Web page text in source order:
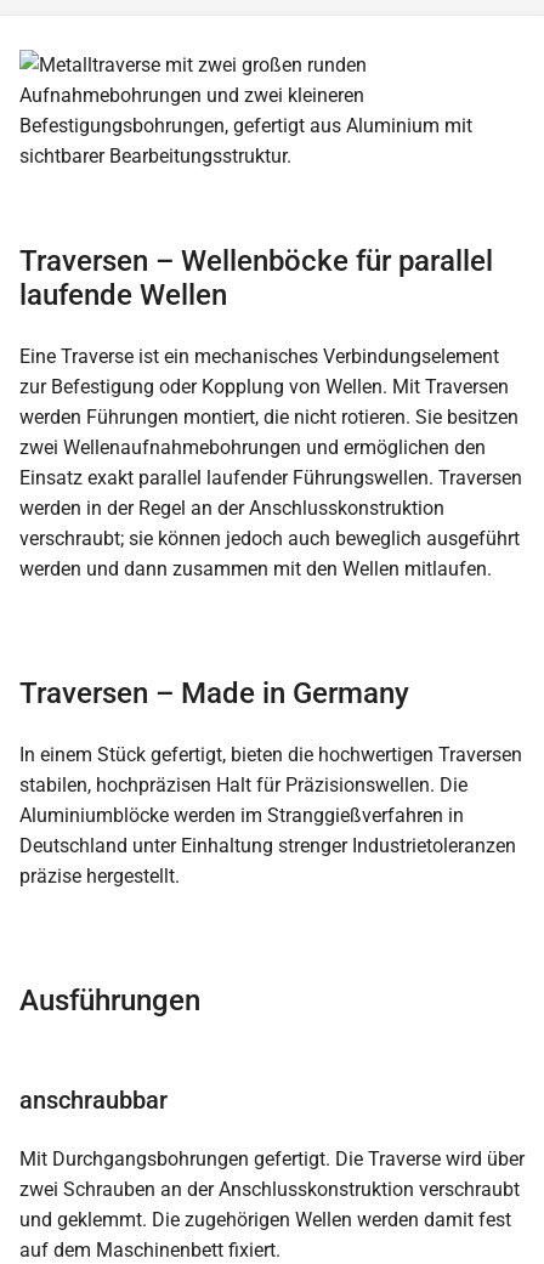
Traversen – Wellenböcke für parallel
laufende Wellen
Eine Traverse ist ein mechanisches Verbindungselement
zur Befestigung oder Kopplung von Wellen. Mit Traversen
werden Führungen montiert, die nicht rotieren. Sie besitzen
zwei Wellenaufnahmebohrungen und ermöglichen den
Einsatz exakt parallel laufender Führungswellen. Traversen
werden in der Regel an der Anschlusskonstruktion
verschraubt; sie können jedoch auch beweglich ausgeführt
werden und dann zusammen mit den Wellen mitlaufen.
Traversen – Made in Germany
In einem Stück gefertigt, bieten die hochwertigen Traversen
stabilen, hochpräzisen Halt für Präzisionswellen. Die
Aluminiumblöcke werden im Stranggießverfahren in
Deutschland unter Einhaltung strenger Industrietoleranzen
präzise hergestellt.
Ausführungen
anschraubbar
Mit Durchgangsbohrungen gefertigt. Die Traverse wird über
zwei Schrauben an der Anschlusskonstruktion verschraubt
und geklemmt. Die zugehörigen Wellen werden damit fest
auf dem Maschinenbett fixiert.